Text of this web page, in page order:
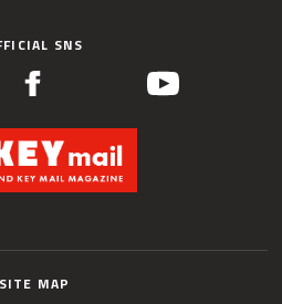
SNS
SITE MAP